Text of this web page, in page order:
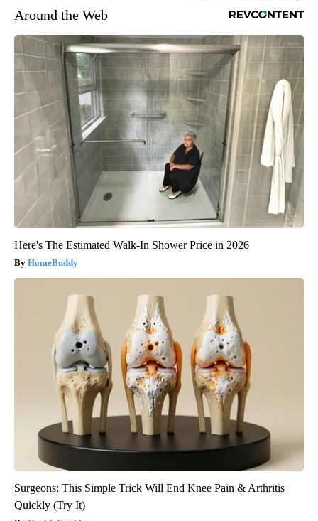
Around the Web
Here's The Estimated Walk-In Shower Price in 2026
HomeBuddy
Surgeons: This Simple Trick Will End Knee Pain & Arthritis
Quickly (Try It)